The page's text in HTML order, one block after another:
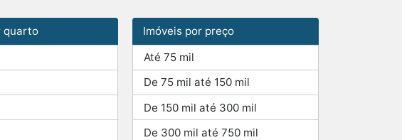
quarto
Imóveis por preço
Até 75 mil
De 75 mil até 150 mil
De 150 mil até 300 mil
De 300 mil até 750 mil